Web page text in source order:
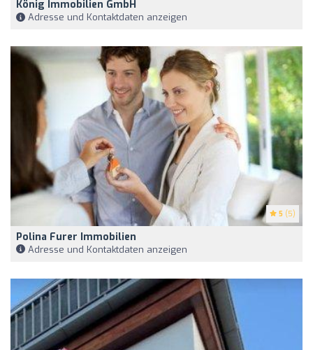
König Immobilien GmbH
Adresse und Kontaktdaten anzeigen
5 (5)
Polina Furer Immobilien
Adresse und Kontaktdaten anzeigen